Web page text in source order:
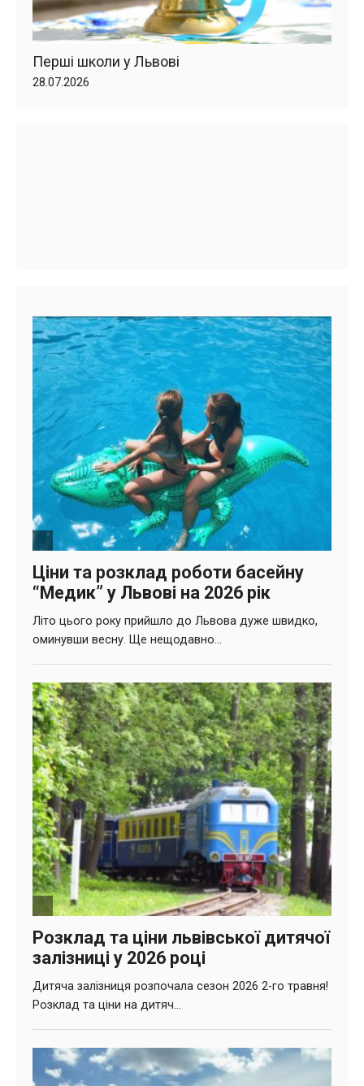
Перші школи у Львові
28.07.2026